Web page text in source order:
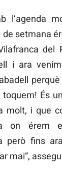
l’agenda
de setmana
del
i ara
És
molt, i que
on érem
però fins
mai”,